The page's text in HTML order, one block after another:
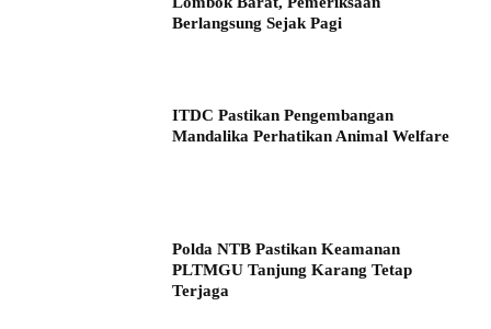
Berlangsung Sejak Pagi
ITDC Pastikan Pengembangan
Mandalika Perhatikan Animal Welfare
Polda NTB Pastikan Keamanan
PLTMGU Tanjung Karang Tetap
Terjaga